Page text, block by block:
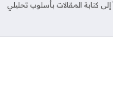
كتابة المقالات بأسلوب تحليلي